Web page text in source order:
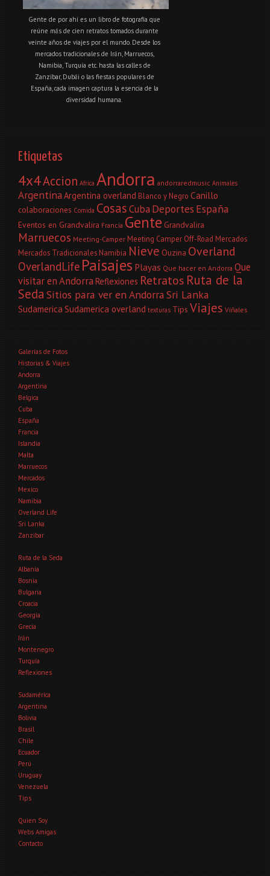
Gente de por ahí es un libro de fotografía que
reúne más de cien retratos tomados durante
veinte años de viajes por el mundo. Desde los
mercados tradicionales de Irán, Marruecos,
Namibia, Turquía etc. hasta las calles de
Zanzíbar, Dubái o las fiestas populares de
España, cada imagen captura la esencia de la
diversidad humana.
Etiquetas
4x4Accion Africa Andorra andorraredmusic Animales
ArgentinaArgentina overland Blanco y Negro Canillo
colaboraciones Comida CosasCubaDeportes España
Eventos en Grandvalira Francia Gente Grandvalira
Marruecos Meeting-Camper Meeting Camper Off-Road Mercados
Mercados Tradicionales Namibia Nieve Ouzina Overland
OverlandLife Paisajes Playas Que hacer en Andorra Que
visitar en AndorraReflexiones Retratos Ruta de la
SedaSitios para ver en AndorraSri Lanka
Sudamerica Sudamerica overland texturas Tips Viajes Viñales
Galerías de Fotos
Historias & Viajes
Andorra
Argentina
Belgica
Cuba
España
Francia
Islandia
Malta
Marruecos
Mercados
Mexico
Namibia
Overland Life
Sri Lanka
Zanzibar
Ruta de la Seda
Albania
Bosnia
Bulgaria
Croacia
Georgia
Grecia
Irán
Montenegro
Turquía
Reflexiones
Sudamérica
Argentina
Bolivia
Brasil
Chile
Ecuador
Perú
Uruguay
Venezuela
Tips
Quien Soy
Webs Amigas
Contacto